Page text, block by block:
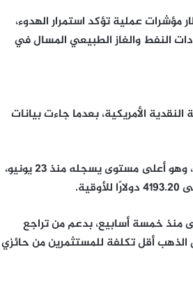
مؤشرات عملية تؤكد استمرار الهدوء،
النفط والغاز الطبيعي المسال في
الأمريكية، بعدما جاءت بيانات
وارتفع الذهب في المعاملات الفورية بنسبة 1.4% إلى 4179.94 دولارًا للأوقية، وهو أعلى مستوى يسجله منذ 23 يونيو،
أسبوعية تبلغ نحو 2.3%، وهي الأولى منذ خمسة أسابيع، بدعم من تراجع
الذهب أقل تكلفة للمستثمرين من حائزي